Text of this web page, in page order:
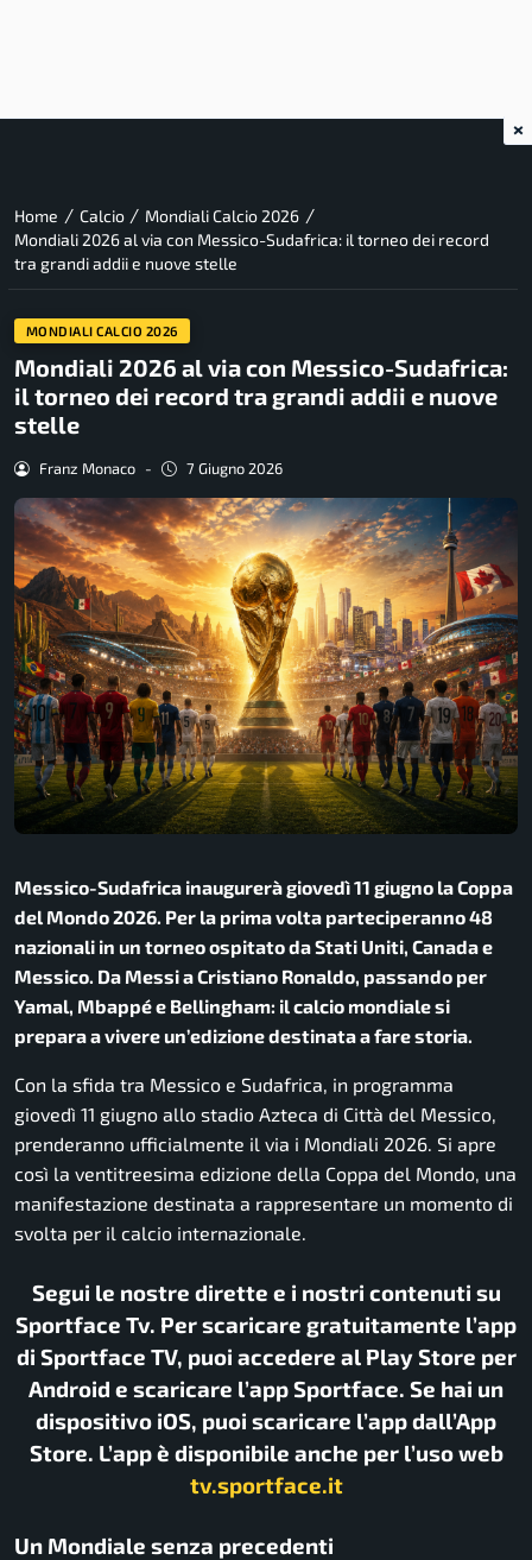
Home / Calcio / Mondiali Calcio 2026 /
Mondiali 2026 al via con Messico-Sudafrica: il torneo dei record
tra grandi addii e nuove stelle
MONDIALI CALCIO 2026
Mondiali 2026 al via con Messico-Sudafrica:
il torneo dei record tra grandi addii e nuove
stelle
Franz Monaco - 7 Giugno 2026
Messico-Sudafrica inaugurerà giovedì 11 giugno la Coppa
del Mondo 2026. Per la prima volta parteciperanno 48
nazionali in un torneo ospitato da Stati Uniti, Canada e
Messico. Da Messi a Cristiano Ronaldo, passando per
Yamal, Mbappé e Bellingham: il calcio mondiale si
prepara a vivere un’edizione destinata a fare storia.
Con la sfida tra Messico e Sudafrica, in programma
giovedì 11 giugno allo stadio Azteca di Città del Messico,
prenderanno ufficialmente il via i Mondiali 2026. Si apre
così la ventitreesima edizione della Coppa del Mondo, una
manifestazione destinata a rappresentare un momento di
svolta per il calcio internazionale.
Segui le nostre dirette e i nostri contenuti su
Sportface Tv. Per scaricare gratuitamente l’app
di Sportface TV, puoi accedere al Play Store per
Android e scaricare l’app Sportface. Se hai un
dispositivo iOS, puoi scaricare l’app dall’App
Store. L’app è disponibile anche per l’uso web
tv.sportface.it
Un Mondiale senza precedenti
×